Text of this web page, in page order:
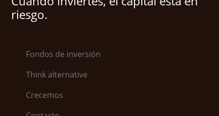
riesgo.
Fondos de inversión
Think alternative
Crecemos